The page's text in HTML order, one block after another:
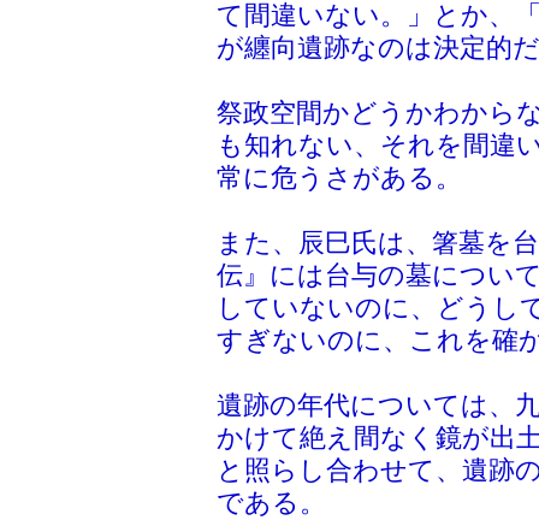
て間違いない。」とか、
が纏向遺跡なのは決定的
祭政空間かどうかわから
も知れない、それを間違
常に危うさがある。
また、辰巳氏は、箸墓を
伝』には台与の墓につい
していないのに、どうし
すぎないのに、これを確
遺跡の年代については、
かけて絶え間なく鏡が出
と照らし合わせて、遺跡
である。